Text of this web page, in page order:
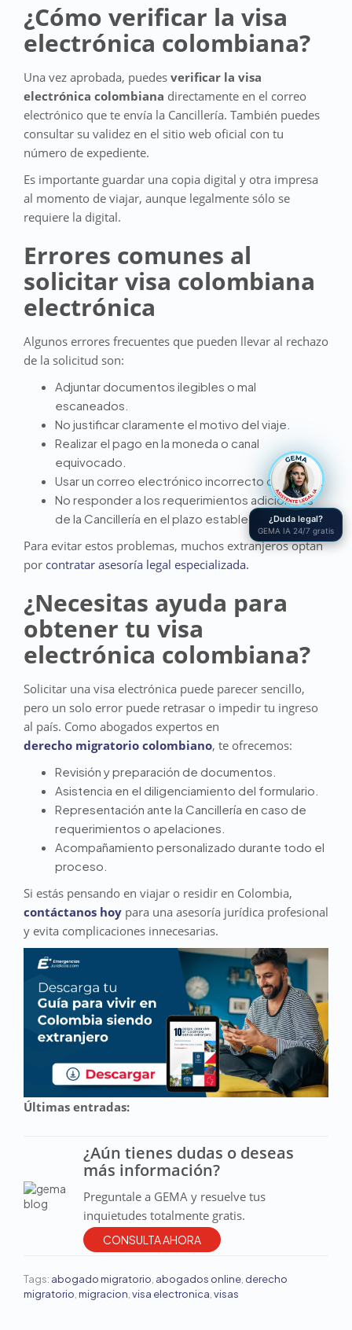
¿Cómo verificar la visa
electrónica colombiana?
Una vez aprobada, puedes verificar la visa
electrónica colombiana directamente en el correo
electrónico que te envía la Cancillería. También puedes
consultar su validez en el sitio web oficial con tu
número de expediente.
Es importante guardar una copia digital y otra impresa
al momento de viajar, aunque legalmente sólo se
requiere la digital.
Errores comunes al
solicitar visa colombiana
electrónica
Algunos errores frecuentes que pueden llevar al rechazo
de la solicitud son:
Adjuntar documentos ilegibles o mal
escaneados.
No justificar claramente el motivo del viaje.
Realizar el pago en la moneda o canal
equivocado.
Usar un correo electrónico incorrecto o inactivo.
No responder a los requerimientos adicionales
de la Cancillería en el plazo establecido.
Para evitar estos problemas, muchos extranjeros optan
por contratar asesoría legal especializada.
¿Necesitas ayuda para
obtener tu visa
electrónica colombiana?
Solicitar una visa electrónica puede parecer sencillo,
pero un solo error puede retrasar o impedir tu ingreso
al país. Como abogados expertos en
derecho migratorio colombiano, te ofrecemos:
Revisión y preparación de documentos.
Asistencia en el diligenciamiento del formulario.
Representación ante la Cancillería en caso de
requerimientos o apelaciones.
Acompañamiento personalizado durante todo el
proceso.
Si estás pensando en viajar o residir en Colombia,
contáctanos hoy para una asesoría jurídica profesional
y evita complicaciones innecesarias.
Últimas entradas:
¿Aún tienes dudas o deseas
más información?
Preguntale a GEMA y resuelve tus
inquietudes totalmente gratis.
CONSULTA AHORA
Tags: abogado migratorio, abogados online, derecho
migratorio, migracion,visa electronica,visas
¿Duda legal?
GEMA IA 24/7 gratis